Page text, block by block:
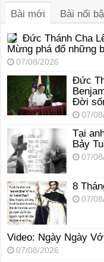
Bài mới Bài nổi
Đức Thánh Cha
Mừng phá đổ những
07/08/2026
Đức
Đời
07/
Tại
Bảy
07/
8
07/
Video: Ngày Ngày
07/08/2026